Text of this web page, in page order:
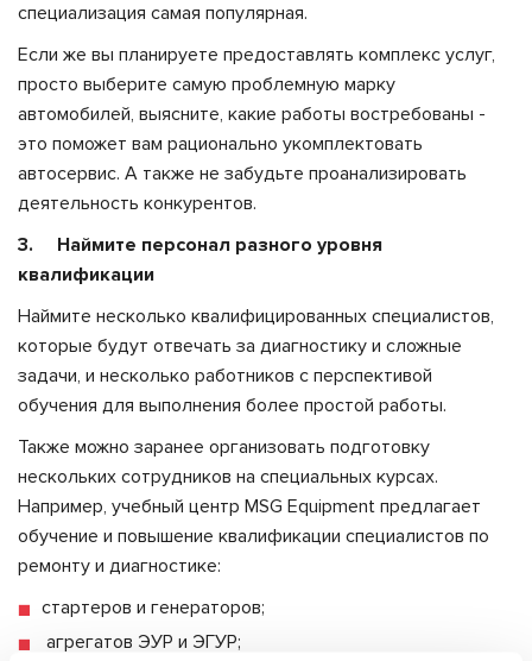
специализация самая популярная.
Если же вы планируете предоставлять комплекс услуг,
просто выберите самую проблемную марку
автомобилей, выясните, какие работы востребованы -
это поможет вам рационально укомплектовать
автосервис. А также не забудьте проанализировать
деятельность конкурентов.
3. Наймите персонал разного уровня
квалификации
Наймите несколько квалифицированных специалистов,
которые будут отвечать за диагностику и сложные
задачи, и несколько работников с перспективой
обучения для выполнения более простой работы.
Также можно заранее организовать подготовку
нескольких сотрудников на специальных курсах.
Например, учебный центр MSG Equipment предлагает
обучение и повышение квалификации специалистов по
ремонту и диагностике:
стартеров и генераторов;
агрегатов ЭУР и ЭГУР;